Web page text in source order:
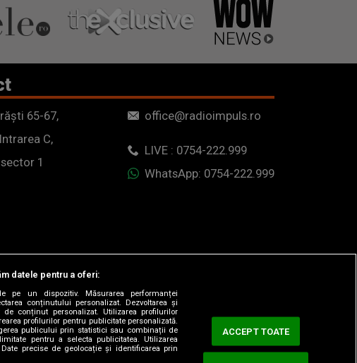
65-67,
C,
1
office@radioimpuls.ro
LIVE : 0754-222.999
WhatsApp: 0754-222.999
datele pentru a oferi:
pe un dispozitiv. Măsurarea performanței
conținutului personalizat. Dezvoltarea și
conținut personalizat. Utilizarea profilurilor
profilurilor pentru publicitate personalizată.
publicului prin statistici sau combinații de
pentru a selecta publicitatea. Utilizarea
precise de geolocație și identificarea prin
ACCEPT TOATE